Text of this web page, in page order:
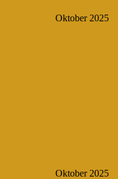
Oktober 2025
Oktober 2025